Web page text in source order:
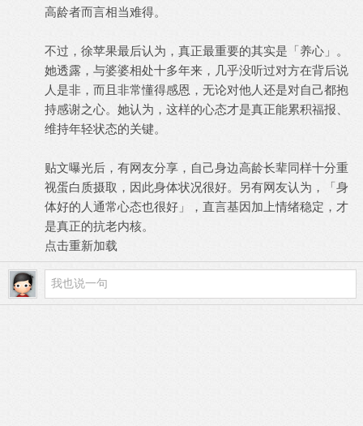
高龄者而言相当难得。
不过，徐苹果最后认为，真正最重要的其实是「养心」。
她透露，与婆婆相处十多年来，几乎没听过对方在背后说
人是非，而且非常懂得感恩，无论对他人还是对自己都抱
持感谢之心。她认为，这样的心态才是真正能累积福报、
维持年轻状态的关键。
贴文曝光后，有网友分享，自己身边高龄长辈同样十分重
视蛋白质摄取，因此身体状况很好。另有网友认为，「身
体好的人通常心态也很好」，直言基因加上情绪稳定，才
是真正的抗老内核。
点击重新加载